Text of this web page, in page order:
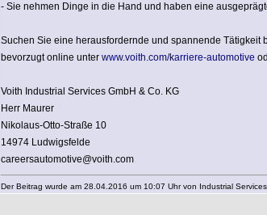
- Sie nehmen Dinge in die Hand und haben eine
Suchen Sie eine herausfordernde und spannende
bevorzugt online unter www.voith.com/karriere-automotive
Voith Industrial Services GmbH & Co. KG
Herr Maurer
Nikolaus-Otto-Straße 10
14974 Ludwigsfelde
careersautomotive@voith.com
Der Beitrag wurde am 28.04.2016 um 10:07 Uhr von Industrial